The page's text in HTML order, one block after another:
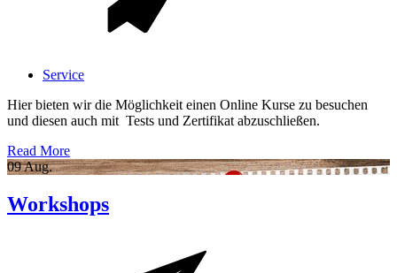
Service
Hier bieten wir die Möglichkeit einen Online Kurse zu besuchen
und diesen auch mit Tests und Zertifikat abzuschließen.
Read More
09Aug.
Workshops